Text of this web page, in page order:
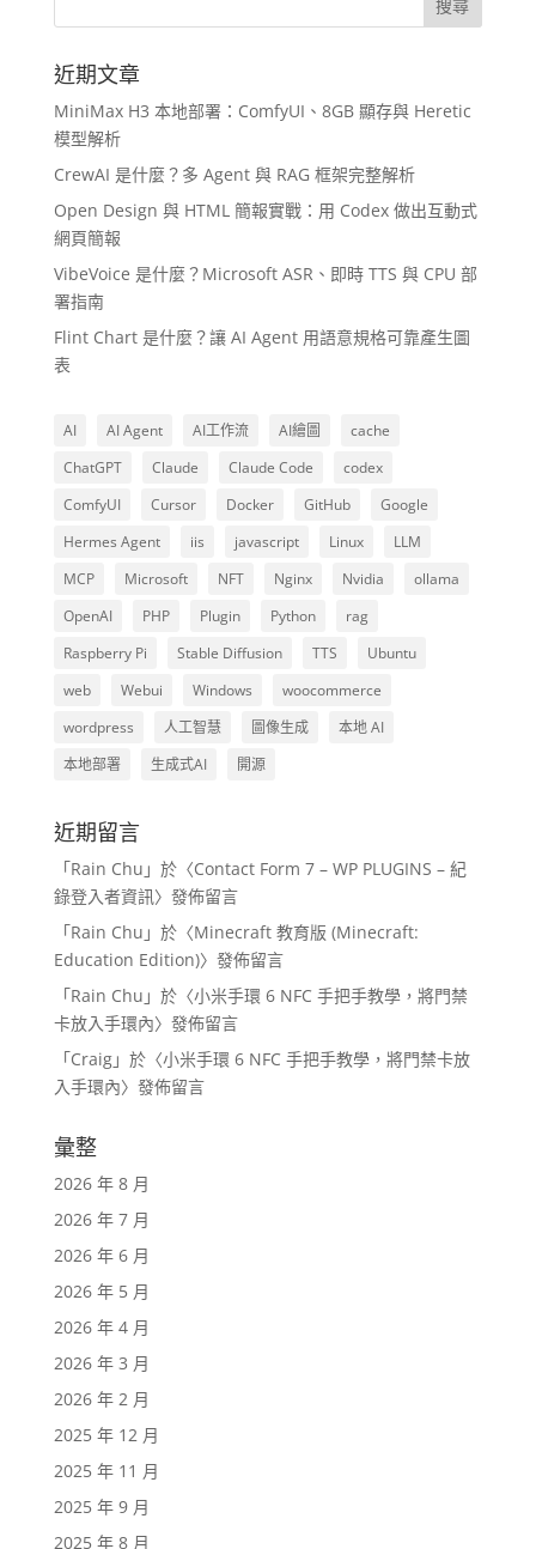
近期文章
MiniMax H3 本地部署：ComfyUI、8GB 顯存與 Heretic
模型解析
CrewAI 是什麼？多 Agent 與 RAG 框架完整解析
Open Design 與 HTML 簡報實戰：用 Codex 做出互動式
網頁簡報
VibeVoice 是什麼？Microsoft ASR、即時 TTS 與 CPU 部
署指南
Flint Chart 是什麼？讓 AI Agent 用語意規格可靠產生圖
表
AI AI Agent AI工作流 AI繪圖
cache
ChatGPT
Claude Claude Code
codex
ComfyUI
Cursor Docker GitHub
Google
Hermes Agent
iis javascript Linux
LLM
MCP
Microsoft NFT Nginx Nvidia
ollama
OpenAI
PHP Plugin Python
rag
Raspberry Pi
Stable Diffusion TTS
Ubuntu
web
Webui Windows
woocommerce
wordpress
人工智慧 圖像生成
本地 AI
本地部署
生成式AI 開源
近期留言
「Rain Chu 」於〈Contact Form 7 – WP PLUGINS – 紀
錄登入者資訊〉發佈留言
「Rain Chu 」於〈Minecraft 教育版 (Minecraft:
Education Edition)〉發佈留言
「Rain Chu 」於〈小米手環 6 NFC 手把手教學，將門禁
卡放入手環內〉發佈留言
「Craig」於〈小米手環 6 NFC 手把手教學，將門禁卡放
入手環內〉發佈留言
彙整
2026 年 8 月
2026 年 7 月
2026 年 6 月
2026 年 5 月
2026 年 4 月
2026 年 3 月
2026 年 2 月
2025 年 12 月
2025 年 11 月
2025 年 9 月
2025 年 8 月